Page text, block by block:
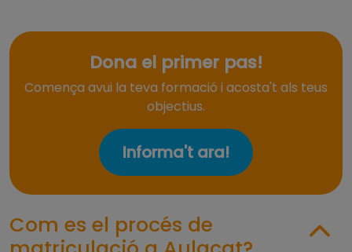
Dona el primer pas!
Comença avui la teva formació i acosta't als teus
objectius.
Informa't ara!
Com es el procés de